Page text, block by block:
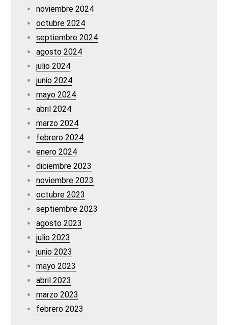
noviembre 2024
octubre 2024
septiembre 2024
agosto 2024
julio 2024
junio 2024
mayo 2024
abril 2024
marzo 2024
febrero 2024
enero 2024
diciembre 2023
noviembre 2023
octubre 2023
septiembre 2023
agosto 2023
julio 2023
junio 2023
mayo 2023
abril 2023
marzo 2023
febrero 2023